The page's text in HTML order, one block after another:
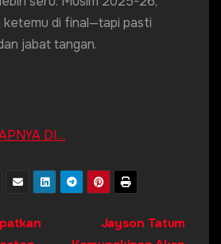
ketemu di final—tapi pasti
jabat tangan.
DI…
Jayson Tatum